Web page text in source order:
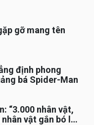
gỡ mang tên
định phong
bá Spider-Man
“3.000 nhân vật,
vật gắn bó lâu